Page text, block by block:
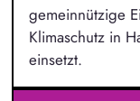
gemeinnützige
Klimaschutz in
einsetzt.